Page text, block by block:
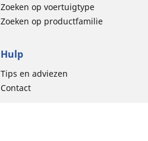
Zoeken op voertuigtype
Zoeken op productfamilie
Hulp
Tips en adviezen
Contact